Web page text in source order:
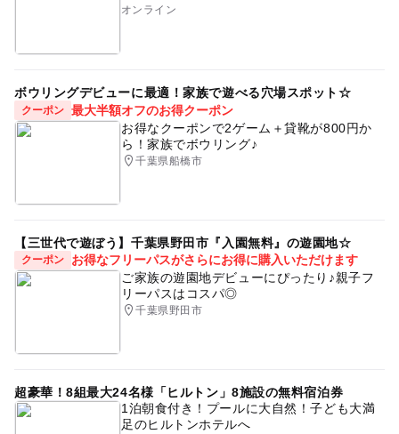
オンライン
ボウリングデビューに最適！家族で遊べる穴場スポット☆
クーポン 最大半額オフのお得クーポン
お得なクーポンで2ゲーム＋貸靴が800円か
ら！家族でボウリング♪
千葉県船橋市
【三世代で遊ぼう】千葉県野田市『入園無料』の遊園地☆
クーポン
お得なフリーパスがさらにお得に購入いただけます
ご家族の遊園地デビューにぴったり♪親子フ
リーパスはコスパ◎
千葉県野田市
超豪華！8組最大24名様「ヒルトン」8施設の無料宿泊券
1泊朝食付き！プールに大自然！子ども大満
足のヒルトンホテルへ